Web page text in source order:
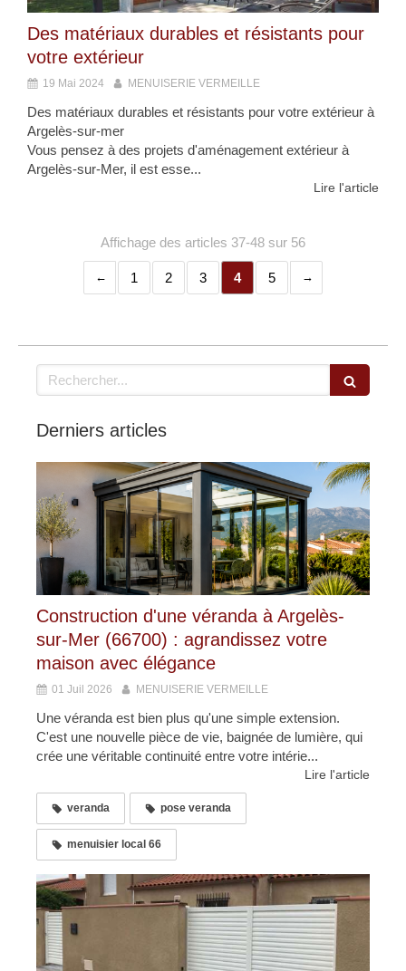
Des matériaux durables et résistants pour
votre extérieur
19 Mai 2024 MENUISERIE VERMEILLE
Des matériaux durables et résistants pour votre extérieur à
Argelès-sur-mer
Vous pensez à des projets d'aménagement extérieur à
Argelès-sur-Mer, il est esse...
Lire l'article
Affichage des articles 37-48 sur 56
1 2 3 4 5
Rechercher
Derniers articles
Construction d'une véranda à Argelès-
sur-Mer (66700) : agrandissez votre
maison avec élégance
01 Juil 2026 MENUISERIE VERMEILLE
Une véranda est bien plus qu'une simple extension.
C'est une nouvelle pièce de vie, baignée de lumière, qui
crée une véritable continuité entre votre intérie...
Lire l'article
veranda pose veranda
menuisier local 66